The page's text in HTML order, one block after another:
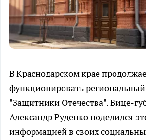
В Краснодарском крае
функционировать
"Защитники Отечества". Вице-
Александр Руденко поделился
информацией в своих